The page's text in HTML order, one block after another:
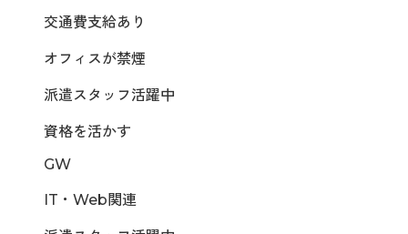
交通費支給あり
オフィスが禁煙
派遣スタッフ活躍中
資格を活かす
GW
IT・Web関連